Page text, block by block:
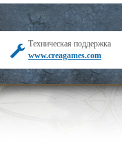
Техническая поддержка
www.creagames.com